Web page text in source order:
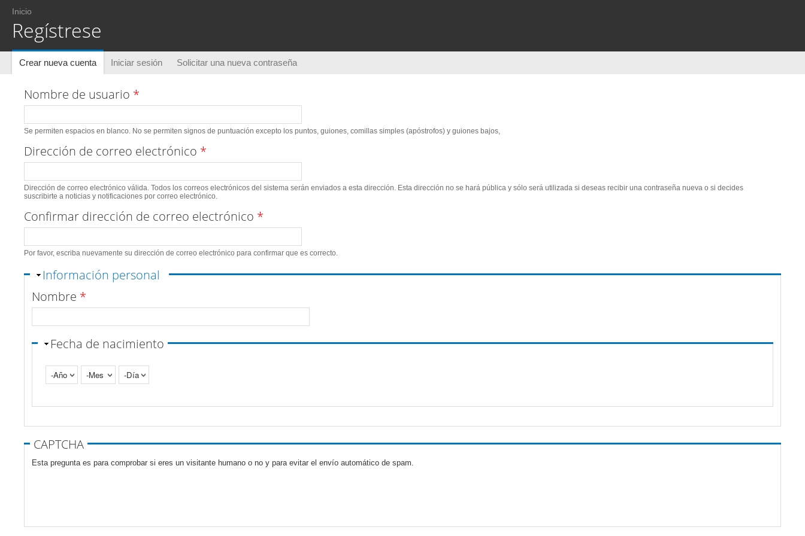
Usted está aquí
Inicio
Regístrese
Solapas principales
Crear nueva cuenta (solapa activa)
Iniciar sesión Solicitar una nueva contraseña
Nombre de usuario *
Se permiten espacios en blanco. No se permiten signos de puntuación excepto los puntos, guiones, comillas simples (apóstrofos) y guiones bajos,
Dirección de correo electrónico *
Dirección de correo electrónico válida. Todos los correos electrónicos del sistema serán enviados a esta dirección. Esta dirección no se hará pública y sólo será utilizada si deseas recibir una contraseña nueva o si decides
suscribirte a noticias y notificaciones por correo electrónico.
Confirmar dirección de correo electrónico *
Por favor, escriba nuevamente su dirección de correo electrónico para confirmar que es correcto.
Ocultar
Información personal
Nombre *
Fecha de nacimiento
Año
Mes Día
Pestañas verticales
CAPTCHA
Esta pregunta es para comprobar si eres un visitante humano o no y para evitar el envío automático de spam.